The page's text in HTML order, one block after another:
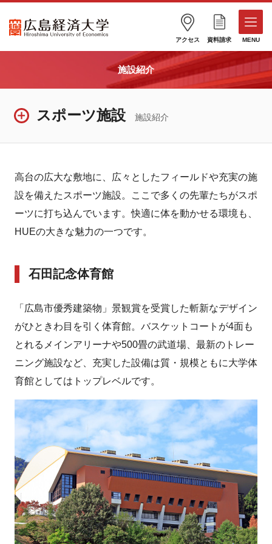
アクセス 資料請求 MENU
施設紹介
スポーツ施設 施設紹介
高台の広大な敷地に、広々としたフィールドや充実の施
設を備えたスポーツ施設。ここで多くの先輩たちがスポ
ーツに打ち込んでいます。快適に体を動かせる環境も、
HUEの大きな魅力の一つです。
石田記念体育館
「広島市優秀建築物」景観賞を受賞した斬新なデザイン
がひときわ目を引く体育館。バスケットコートが4面も
とれるメインアリーナや500畳の武道場、最新のトレー
ニング施設など、充実した設備は質・規模ともに大学体
育館としてはトップレベルです。